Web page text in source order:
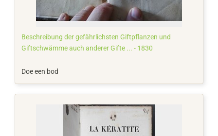
Beschreibung der gefährlichsten Giftpflanzen und
Giftschwämme auch anderer Gifte ... - 1830
Doe een bod